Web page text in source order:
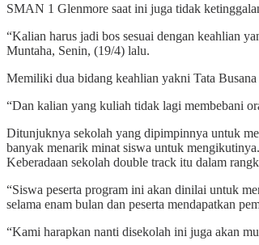
SMAN 1 Glenmore saat ini juga tidak
“Kalian harus jadi bos sesuai dengan keahlian
Muntaha, Senin, (19/4) lalu.
Memiliki dua bidang keahlian yakni Tata
“Dan kalian yang kuliah tidak lagi membebani
Ditunjuknya sekolah yang dipimpinnya untuk
banyak menarik minat siswa untuk
Keberadaan sekolah double track itu dalam
“Siswa peserta program ini akan dinilai untuk
selama enam bulan dan peserta mendapatkan
“Kami harapkan nanti disekolah ini juga akan